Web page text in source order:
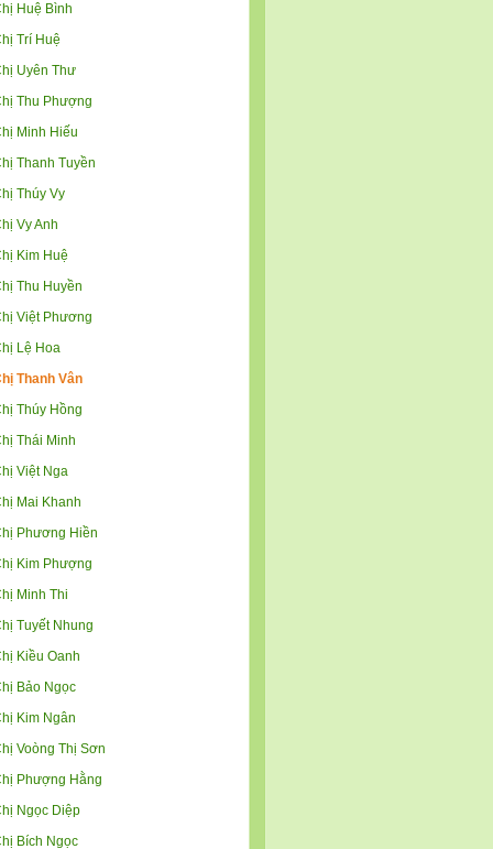
Huệ Bình
Trí Huệ
Uyên Thư
Thu Phượng
Minh Hiếu
Thanh Tuyền
Thúy Vy
Vy Anh
Kim Huệ
Thu Huyền
Việt Phương
Lệ Hoa
Thanh Vân
Thúy Hồng
Thái Minh
Việt Nga
Mai Khanh
Phương Hiền
Kim Phượng
Minh Thi
Tuyết Nhung
Kiều Oanh
Bảo Ngọc
Kim Ngân
Voòng Thị Sơn
Phượng Hằng
Ngọc Diệp
Bích Ngọc